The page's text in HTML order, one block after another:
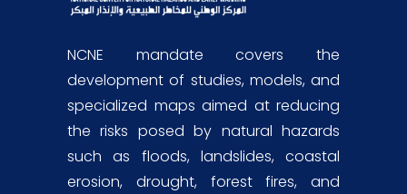
NCNE mandate covers the
development of studies, models, and
specialized maps aimed at reducing
the risks posed by natural hazards
such as floods, landslides, coastal
erosion, drought, forest fires, and